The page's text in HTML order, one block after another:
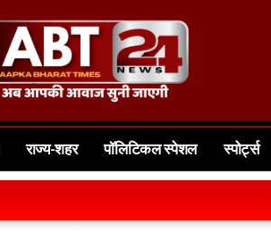
राज्य-शहर पॉलिटिकल स्पेशल स्पोर्ट्स